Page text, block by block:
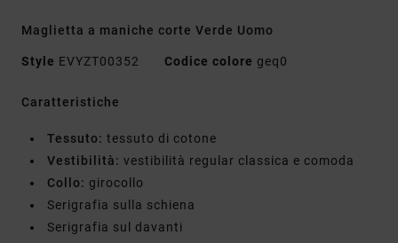
Maglietta a maniche corte Verde Uomo
Style EVYZT00352 Codice colore geq0
Caratteristiche
Tessuto: tessuto di cotone
Vestibilità: vestibilità regular classica e comoda
Collo: girocollo
Serigrafia sulla schiena
Serigrafia sul davanti